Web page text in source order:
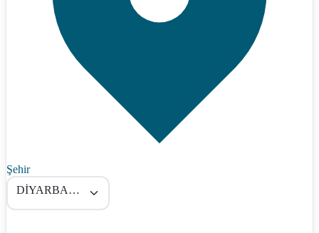
Şehir
DİYARBAKIR